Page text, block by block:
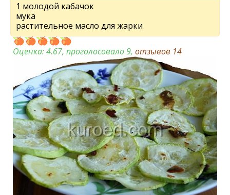
1 молодой кабачок
мука
растительное масло для жарки
Оценка:4.67, проголосовало 9, отзывов 14